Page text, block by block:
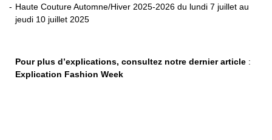
Haute Couture Automne/Hiver 2025-2026 du lundi 7 juillet au
jeudi 10 juillet 2025
Pour plus d’explications, consultez notre dernier article :
Explication Fashion Week